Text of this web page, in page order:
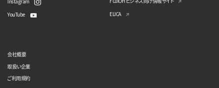
YouTube
ELICA
会社概要
取扱い企業
ご利用規約